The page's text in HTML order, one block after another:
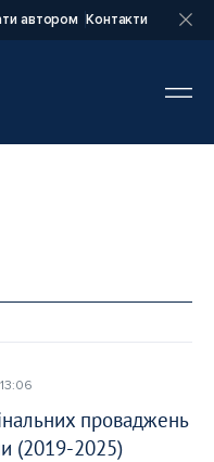
автором Контакти
проваджень
(2019-2025)